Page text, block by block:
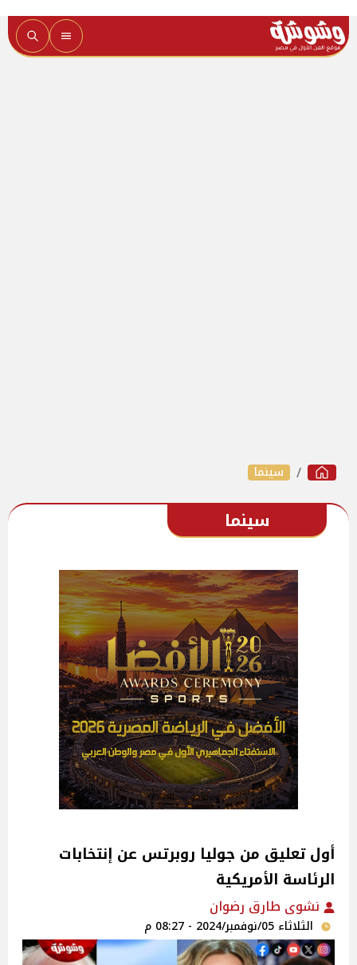
سينما
سينما
أول تعليق من جوليا روبرتس عن إنتخابات
الرئاسة الأمريكية
نشوى طارق رضوان
الثلاثاء 05/نوفمبر/2024 - 08:27 م